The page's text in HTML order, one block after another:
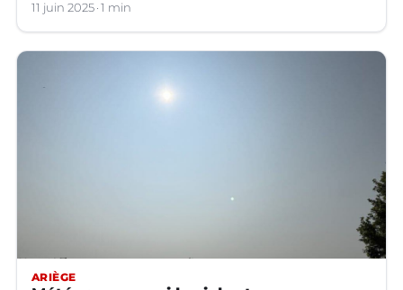
météo.
11 juin 2025 1 min
ARIÈGE